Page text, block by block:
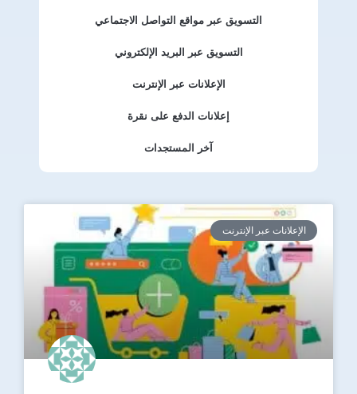
التسويق عبر مواقع التواصل الاجتماعي
التسويق عبر البريد الإلكتروني
الإعلانات عبر الإنترنت
إعلانات الدفع على نقرة
آخر المستجدات
الإعلانات عبر الإنترنت